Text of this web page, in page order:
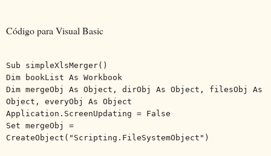
Código para Visual Basic
Sub simpleXlsMerger()
Dim bookList As Workbook
Dim mergeObj As Object, dirObj As Object, filesObj As
Object, everyObj As Object
Application.ScreenUpdating = False
Set mergeObj =
CreateObject("Scripting.FileSystemObject")